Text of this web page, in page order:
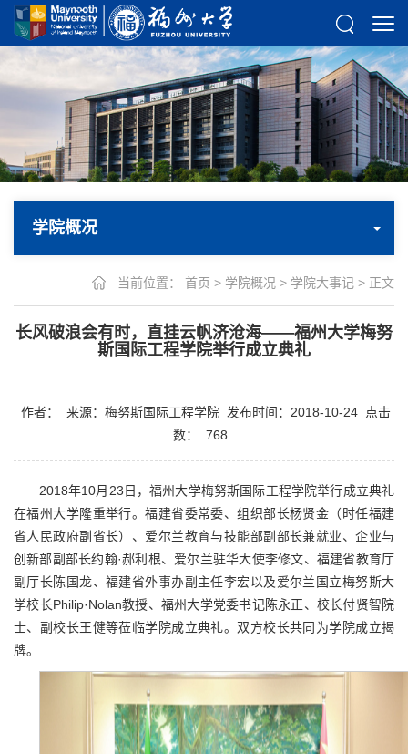
学院概况
当前位置： 首页 > 学院概况 > 学院大事记 > 正文
长风破浪会有时，直挂云帆济沧海——福州大学梅努
斯国际工程学院举行成立典礼
作者： 来源：梅努斯国际工程学院 发布时间：2018-10-24
点击
数：
768
2018年10月23日，福州大学梅努斯国际工程学院举行成立典礼
在福州大学隆重举行。福建省委常委、组织部长杨贤金（时任福建
省人民政府副省长）、爱尔兰教育与技能部副部长兼就业、企业与
创新部副部长约翰·郝利根、爱尔兰驻华大使李修文、福建省教育厅
副厅长陈国龙、福建省外事办副主任李宏以及爱尔兰国立梅努斯大
学校长Philip·Nolan教授、福州大学党委书记陈永正、校长付贤智院
士、副校长王健等莅临学院成立典礼。双方校长共同为学院成立揭
牌。